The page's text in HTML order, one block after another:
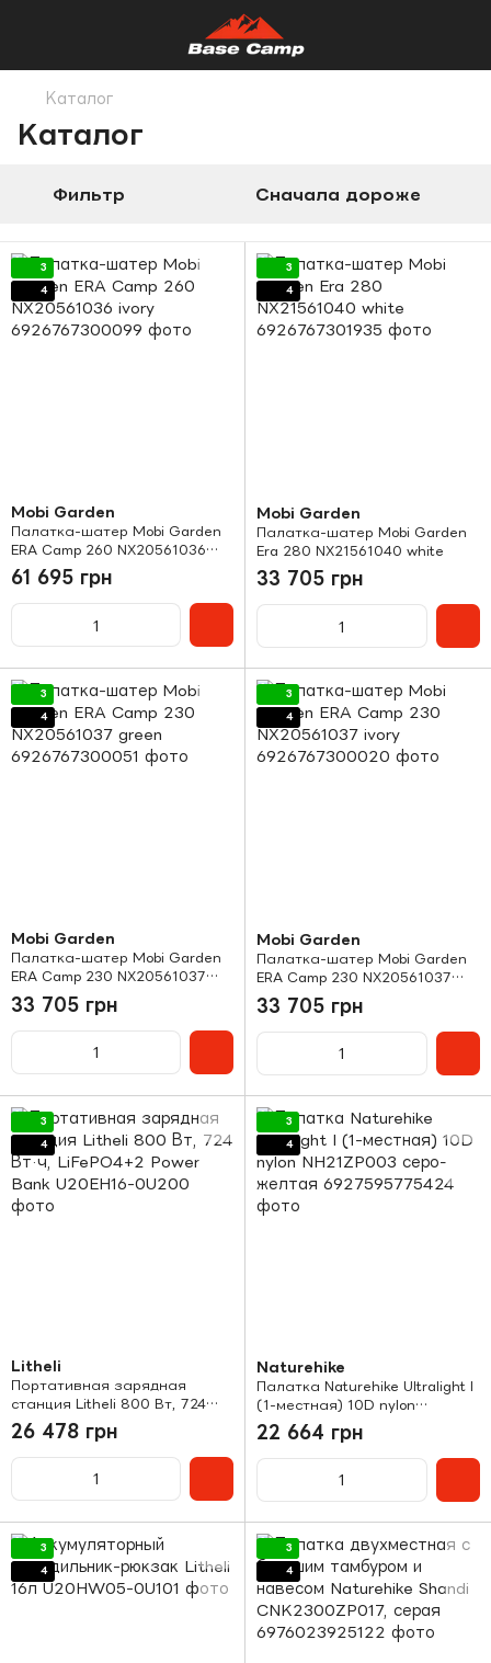
Каталог
Каталог
Фильтр Сначала дороже
3
4
Mobi Garden
Палатка-шатер Mobi Garden
ERA Camp 260 NX20561036
ivory
61 695 грн
3
4
Mobi Garden
Палатка-шатер Mobi Garden
Era 280 NX21561040 white
33 705 грн
3
4
Mobi Garden
Палатка-шатер Mobi Garden
ERA Camp 230 NX20561037
green
33 705 грн
3
4
Mobi Garden
Палатка-шатер Mobi Garden
ERA Camp 230 NX20561037
ivory
33 705 грн
3
4
Litheli
Портативная зарядная
станция Litheli 800 Вт, 724
Вт·ч, LiFePO4+2 Power Bank
26 478 грн
3
4
Naturehike
Палатка Naturehike Ultralight I
(1-местная) 10D nylon
NH21ZP003 серо-желтая
22 664 грн
3
4
3
4